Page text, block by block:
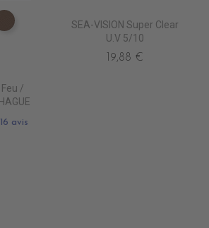
ANGLAIS
CREMEBEIGE
EN7003 BRUN
Feu /
16 avis
SEA-VISION Super Clear
U.V 5/10
19,88 €